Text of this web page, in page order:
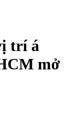
trí á
mở